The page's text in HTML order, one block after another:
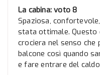
La cabina: voto 8
Spaziosa,
stata ottimale. Questo
crociera nel senso che
balcone così quando
e fare entrare del